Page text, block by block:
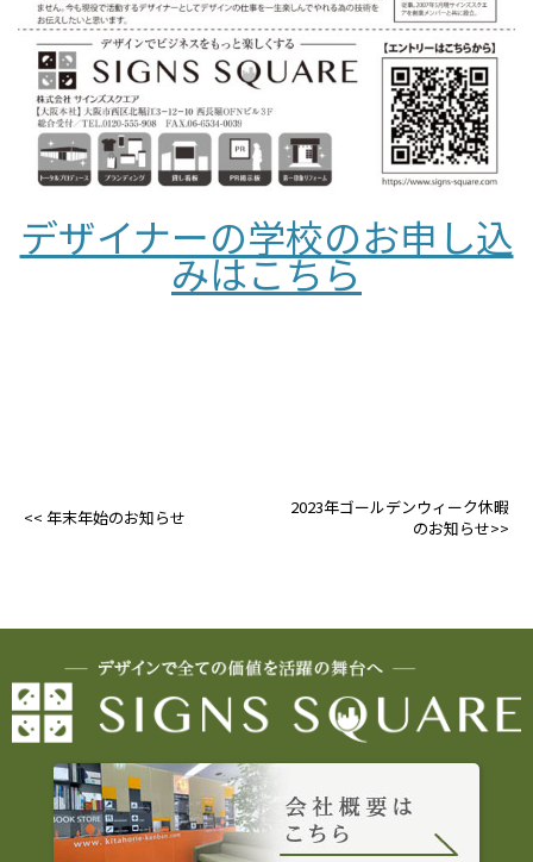
デザイナーの学校のお申し込
みはこちら
年末年始のお知らせ
2023年ゴールデンウィーク休暇
のお知らせ